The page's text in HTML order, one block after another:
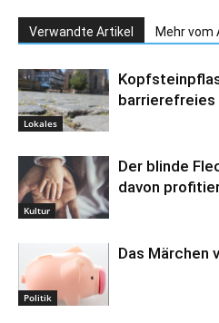
Verwandte Artikel Mehr vom
Lokales
barrierefreies
Kultur
Der blinde
davon
Politik
Das Märchen